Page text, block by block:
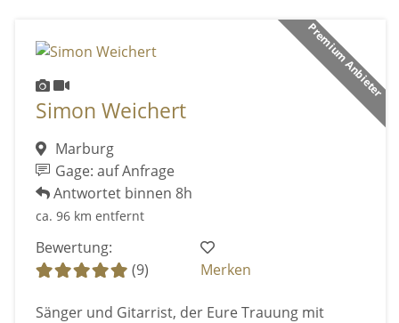
Premium Anbieter
Simon Weichert
Marburg
Gage: auf Anfrage
Antwortet binnen 8h
ca. 96 km entfernt
Bewertung:
(9)
Merken
Sänger und Gitarrist, der Eure Trauung mit